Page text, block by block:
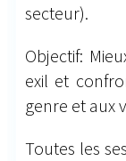
secteur).
Objectif:
exil et
genre et aux
Toutes les